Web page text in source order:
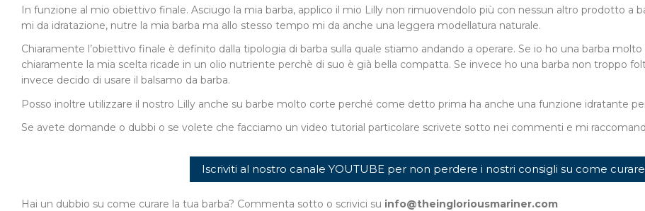
In funzione al mio obiettivo finale. Asciugo la mia barba, applico il mio Lilly non rimuovendolo più con nessun altro prodotto a
mi da idratazione, nutre la mia barba ma allo stesso tempo mi da anche una leggera modellatura naturale.
Chiaramente l’obiettivo finale è definito dalla tipologia di barba sulla quale stiamo andando a operare. Se io ho una barba
chiaramente la mia scelta ricade in un olio nutriente perchè di suo è già bella compatta. Se invece ho una barba non troppo
invece decido di usare il balsamo da barba.
Posso inoltre utilizzare il nostro Lilly anche su barbe molto corte perché come detto prima ha anche una funzione idratante
Se avete domande o dubbi o se volete che facciamo un video tutorial particolare scrivete sotto nei commenti e mi
Iscriviti al nostro canale YOUTUBE per non perdere i nostri consigli su come curare
Hai un dubbio su come curare la tua barba? Commenta sotto o scrivici su info@theingloriousmariner.com